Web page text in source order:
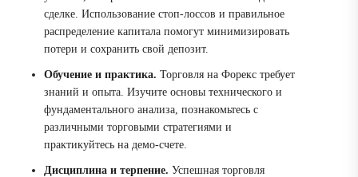
сделке. Использование стоп-лоссов и правильное
распределение капитала помогут минимизировать
потери и сохранить свой депозит.
Обучение и практика. Торговля на Форекс требует
знаний и опыта. Изучите основы технического и
фундаментального анализа, познакомьтесь с
различными торговыми стратегиями и
практикуйтесь на демо-счете.
Дисциплина и терпение. Успешная торговля